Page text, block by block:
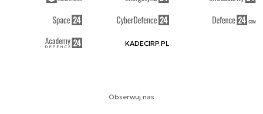
Obserwuj nas
KADECIRP.PL